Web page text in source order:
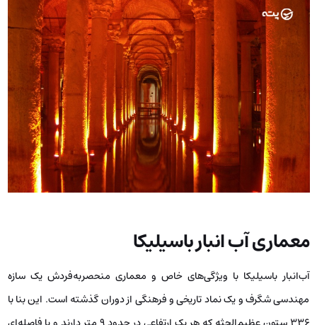
معماری آب انبار باسیلیکا
آب‌انبار باسیلیکا با ویژگی‌های خاص و معماری منحصربه‌فردش یک سازه
مهندسی شگرف و یک نماد تاریخی و فرهنگی از دوران گذشته است. این بنا با